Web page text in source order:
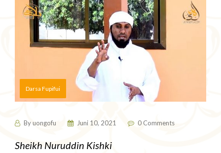
Darsa Fupifui
Byuongofu Juni 10, 2021 0 Comments
Sheikh Nuruddin Kishki